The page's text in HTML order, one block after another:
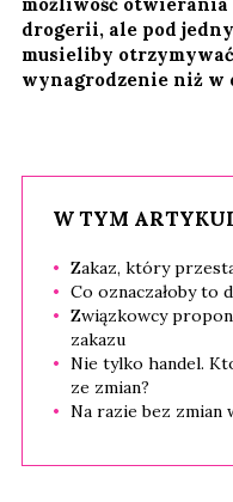
możliwość
drogerii, ale pod
musieliby
wynagrodzenie niż w
W TYM
Zakaz, który
Co oznaczałoby to
Związkowcy
zakazu
Nie tylko handel.
ze zmian?
Na razie bez zmian